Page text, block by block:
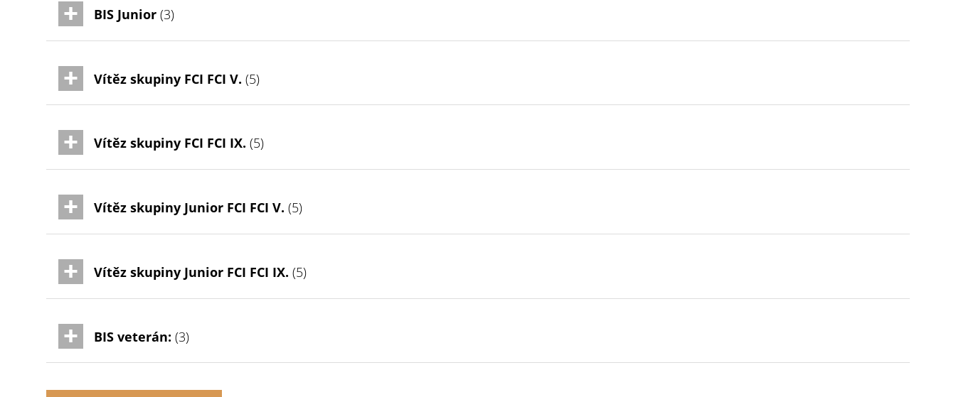
BIS Junior (3)
Vítěz skupiny FCI FCI V. (5)
Vítěz skupiny FCI FCI IX. (5)
Vítěz skupiny Junior FCI FCI V. (5)
Vítěz skupiny Junior FCI FCI IX. (5)
BIS veterán: (3)